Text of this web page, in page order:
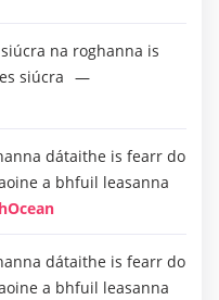
na roghanna is
siúcra
dátaithe is fearr do
a bhfuil leasanna
dátaithe is fearr do
a bhfuil leasanna